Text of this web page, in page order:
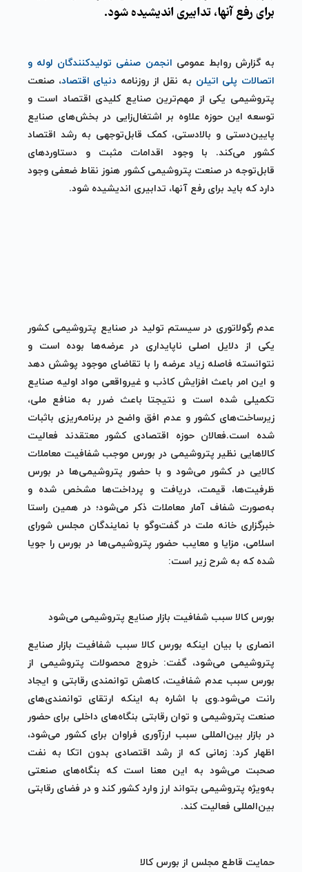
برای رفع آنها، تدابیری اندیشیده شود.
به گزارش روابط عمومی انجمن صنفی تولیدکنندگان لوله و
اتصالات پلی اتیلن به نقل از روزنامه دنیای اقتصاد، صنعت
پتروشیمی یکی از مهم‌ترین‌ صنایع کلیدی اقتصاد است و
توسعه این حوزه علاوه بر اشتغال‌زایی در بخش‌های صنایع
پایین‌دستی و بالادستی، کمک قابل‌توجهی به رشد اقتصاد
کشور می‌کند. با وجود اقدامات مثبت و دستاوردهای
قابل‌توجه در صنعت پتروشیمی کشور هنوز نقاط ضعفی وجود
دارد که باید برای رفع آنها، تدابیری اندیشیده شود.
عدم رگولاتوری در سیستم تولید در صنایع پتروشیمی کشور
یکی از دلایل اصلی ناپایداری در عرضه‌ها بوده است و
نتوانسته فاصله زیاد عرضه را با تقاضای موجود پوشش دهد
و این امر باعث افزایش کاذب و غیر‌واقعی مواد اولیه صنایع
تکمیلی شده است و نتیجتا باعث ضرر به منافع ملی،
زیرساخت‌های کشور و عدم افق واضح در برنامه‌ریزی با‌ثبات
شده است.فعالان حوزه اقتصادی کشور معتقدند فعالیت
کالاهایی نظیر پتروشیمی در بورس موجب شفافیت معاملات
کالایی در کشور می‌شود و با حضور پتروشیمی‌ها در بورس
ظرفیت‌ها، قیمت، دریافت و پرداخت‌ها مشخص شده و
به‌صورت شفاف آمار معاملات ذکر می‌شود؛ در همین راستا
خبرگزاری خانه ملت در گفت‌وگو با نمایندگان مجلس شورای
اسلامی، مزایا و معایب حضور پتروشیمی‌ها در بورس را جویا
شده که به شرح زیر است:
بورس کالا سبب شفافیت بازار صنایع پتروشیمی می‌شود
انصاری با بیان اینکه بورس کالا سبب شفافیت بازار صنایع
پتروشیمی می‌شود، گفت: خروج محصولات پتروشیمی از
بورس سبب عدم شفافیت، کاهش توانمندی رقابتی و ایجاد
رانت می‌شود.وی با اشاره به اینکه ارتقای توانمندی‌های
صنعت پتروشیمی و توان رقابتی بنگاه‌های داخلی برای حضور
در بازار بین‌المللی سبب ارزآوری فراوان برای کشور می‌شود،
اظهار کرد: زمانی که از رشد اقتصادی بدون اتکا به نفت
صحبت می‌شود به این معنا است که بنگاه‌های صنعتی
به‌ویژه پتروشیمی بتواند ارز وارد کشور کند و در فضای رقابتی
بین‌المللی فعالیت کند.
حمایت قاطع مجلس از بورس کالا